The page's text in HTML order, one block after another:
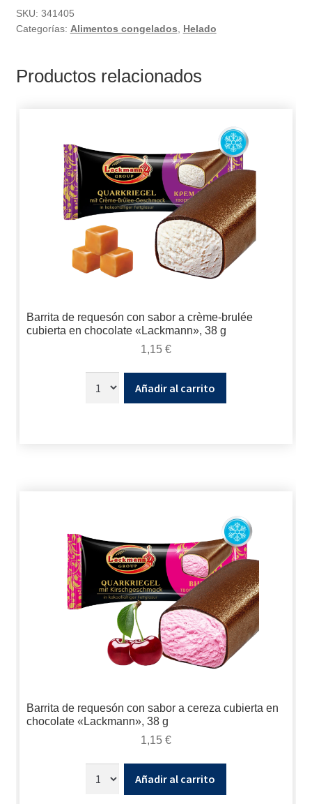
SKU: 341405
Categorías: Alimentos congelados Helado
Productos relacionados
Barrita de requesón con sabor a crème-brulée
cubierta en chocolate «Lackmann», 38 g
1,15 €
Añadir al carrito
Barrita de requesón con sabor a cereza cubierta en
chocolate «Lackmann», 38 g
1,15 €
Añadir al carrito